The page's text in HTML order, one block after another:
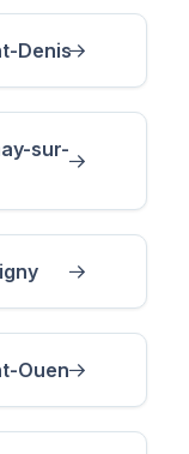
Denis
sur-
Ouen